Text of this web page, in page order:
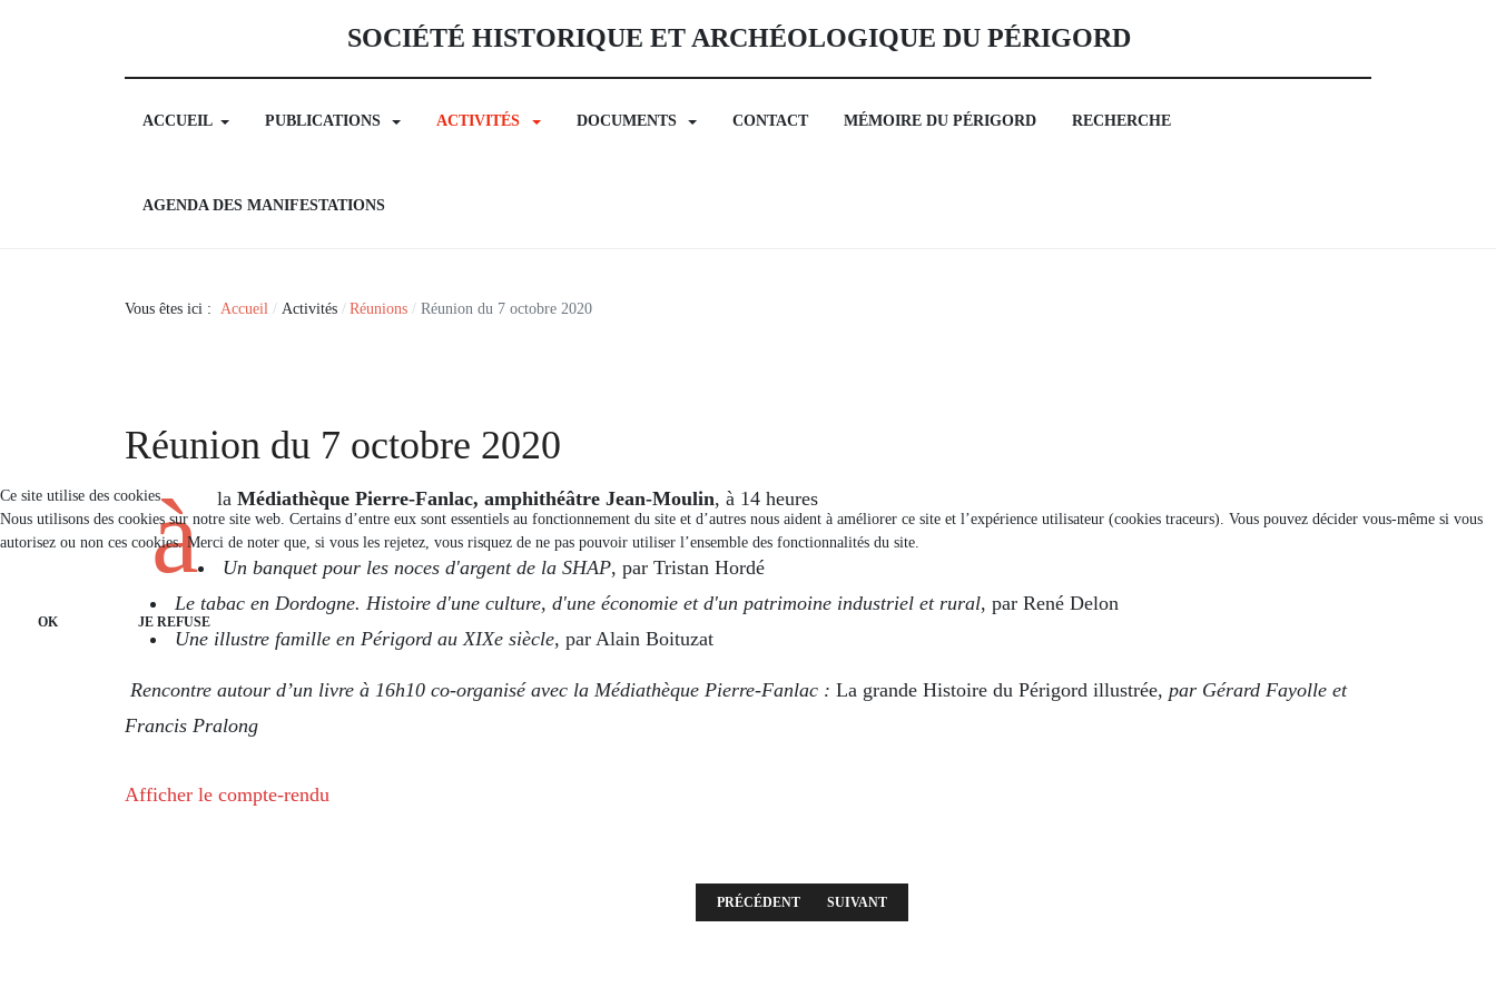
SOCIÉTÉ HISTORIQUE ET ARCHÉOLOGIQUE DU PÉRIGORD
ACCUEIL PUBLICATIONS ACTIVITÉS DOCUMENTS CONTACT MÉMOIRE DU PÉRIGORD RECHERCHE
AGENDA DES MANIFESTATIONS
Vous êtes ici : Accueil Activités Réunions Réunion du 7 octobre 2020
Réunion du 7 octobre 2020
à la Médiathèque Pierre-Fanlac, amphithéâtre Jean-Moulin, à 14 heures
Un banquet pour les noces d'argent de la SHAP, par Tristan Hordé
Le tabac en Dordogne. Histoire d'une culture, d'une économie et d'un patrimoine industriel et rural, par René Delon
Une illustre famille en Périgord au XIXe siècle, par Alain Boituzat
Rencontre autour d’un livre à 16h10 co-organisé avec la Médiathèque Pierre-Fanlac : La grande Histoire du Périgord illustrée, par Gérard Fayolle et
Francis Pralong
Afficher le compte-rendu
ARTICLE PRÉCÉDENT : RÉUNION DU MERCREDI 2 JUIN 2021
PRÉCÉDENT ARTICLE SUIVANT : RÉUNION DU 2 SEPTEMBRE 2020
SUIVANT
Ce site utilise des cookies
Nous utilisons des cookies sur notre site web. Certains d’entre eux sont essentiels au fonctionnement du site et d’autres nous aident à améliorer ce site et l’expérience utilisateur (cookies traceurs). Vous pouvez décider vous-même si vous
autorisez ou non ces cookies. Merci de noter que, si vous les rejetez, vous risquez de ne pas pouvoir utiliser l’ensemble des fonctionnalités du site.
OK JE REFUSE